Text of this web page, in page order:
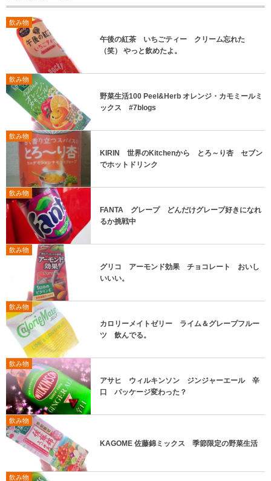
飲み物
午後の紅茶 いちごティー クリーム忘れた
（笑） やっと飲めたよ。
飲み物
野菜生活100 Peel&Herb オレンジ・カモミールミ
ックス #7blogs
飲み物
KIRIN 世界のKitchenから とろ～り杏 セブン
でホットドリンク
飲み物
FANTA グレープ どんだけグレープ好きになれ
るか挑戦中
飲み物
グリコ アーモンド効果 チョコレート おいし
いいい。
飲み物
カロリーメイトゼリー ライム＆グレープフルー
ツ 飲んでる。
飲み物
アサヒ ウィルキンソン ジンジャーエール 辛
口 パッケージ変わった？
飲み物
KAGOME 佐藤錦ミックス 季節限定の野菜生活
飲み物